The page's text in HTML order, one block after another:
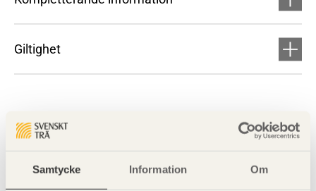
Samtycke Information Om
Giltighet